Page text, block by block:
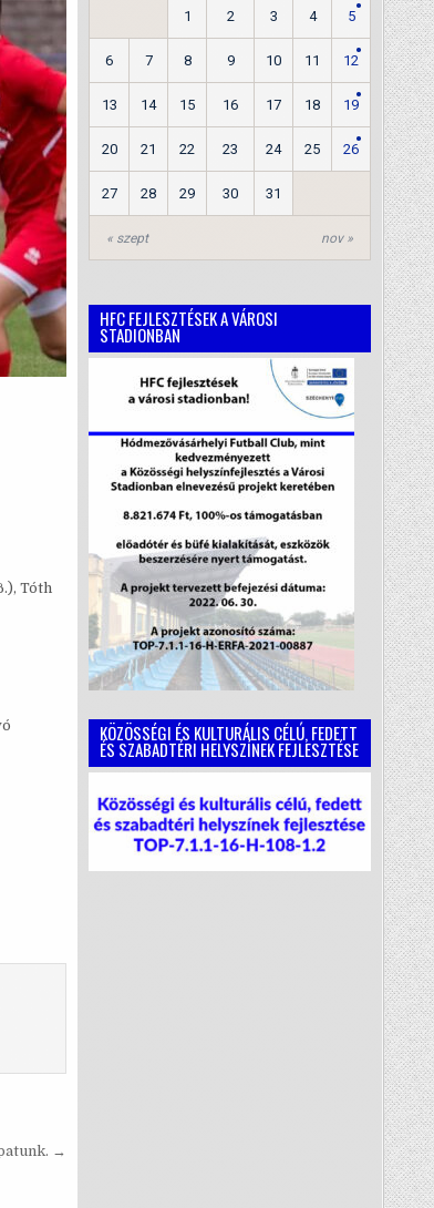
Tóth
→
« szept nov »
1 2 3 4 5
6 7 8 9 10 11 12
13 14 15 16 17 18 19
20 21 22 23 24 25 26
27 28 29 30 31
HFC FEJLESZTÉSEK A VÁROSI
STADIONBAN
KÖZÖSSÉGI ÉS KULTURÁLIS CÉLÚ, FEDETT
ÉS SZABADTÉRI HELYSZÍNEK FEJLESZTÉSE